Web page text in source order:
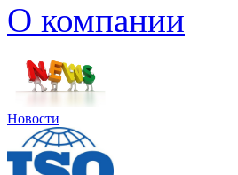
О компании
Новости